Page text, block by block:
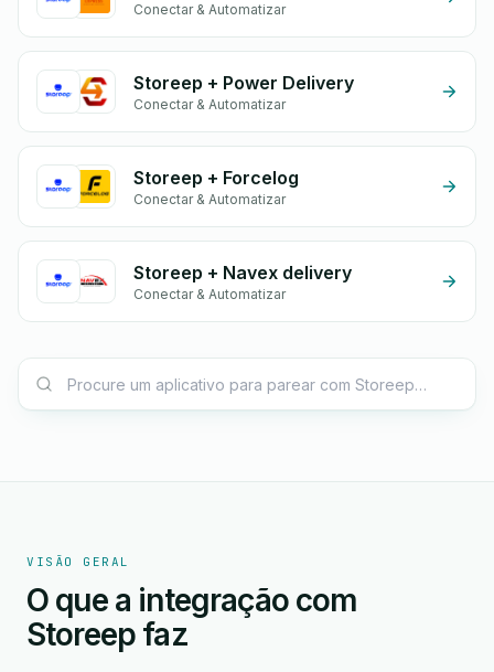
Conectar & Automatizar
Storeep + Power Delivery
Conectar & Automatizar
Storeep + Forcelog
Conectar & Automatizar
Storeep + Navex delivery
Conectar & Automatizar
VISÃO GERAL
O que a integração com
Storeep faz